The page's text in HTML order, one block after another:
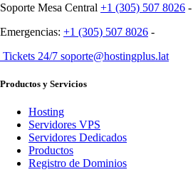
Soporte Mesa Central +1 (305) 507 8026 -
Emergencias: +1 (305) 507 8026 -
Tickets 24/7 soporte@hostingplus.lat
Productos y Servicios
Hosting
Servidores VPS
Servidores Dedicados
Productos
Registro de Dominios